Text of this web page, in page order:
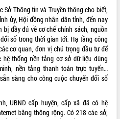
Sở Thông tin và Truyền thông cho biết,
ủy, Hội đồng nhân dân tỉnh, đến nay
đầy đủ về cơ chế chính sách, nguồn
số trong thời gian tới. Hạ tầng công
cơ quan, đơn vị chú trọng đầu tư để
hệ thống nền tảng cơ sở dữ liệu dùng
nền tảng thanh toán trực tuyến…
sàng cho công cuộc chuyển đổi số
UBND cấp huyện, cấp xã đã có hệ
băng thông rộng. Có 218 các sở,